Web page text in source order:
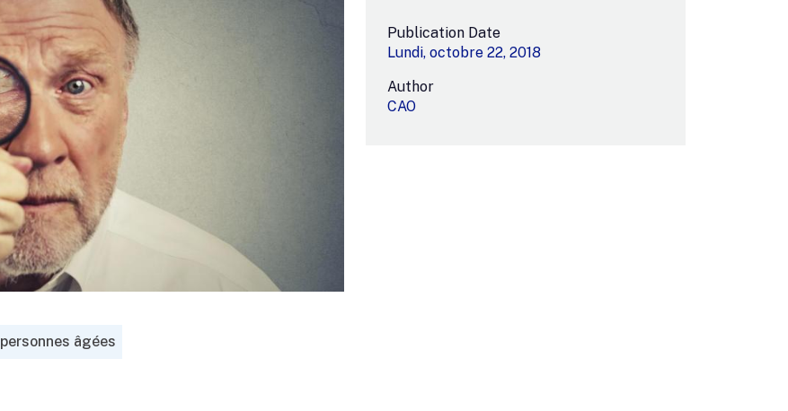
personnes âgées
Publication Date
Lundi, octobre 22, 2018
Author
CAO